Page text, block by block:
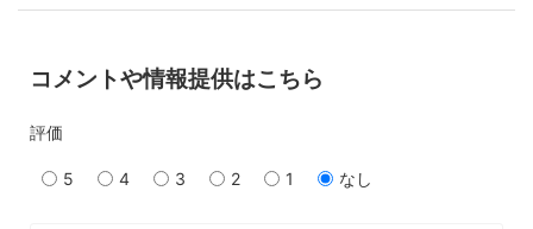
コメントや情報提供はこちら
評価
5 4 3 2 1 なし